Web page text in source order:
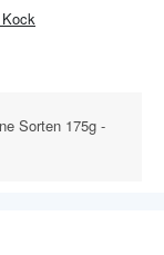
Sorten 175g -